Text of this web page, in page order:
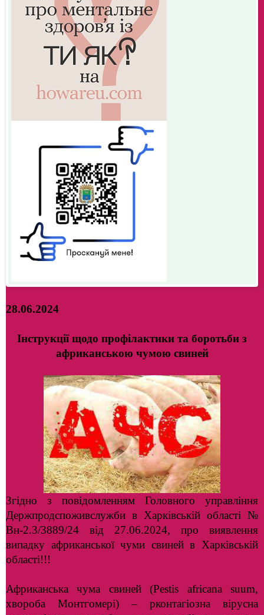
28.06.2024
Інструкції щодо профілактики та боротьби з
африканською чумою свиней
Згідно з повідомленням Головного управління
Держпродспоживслужби в Харківській області №
Вн-2.3/3889/24 від 27.06.2024, про виявлення
випадку африканської чуми свиней в Харківській
області!!!
Африканська чума свиней (Pestis africana suum,
хвороба Монтгомері) – рконтагіозна вірусна